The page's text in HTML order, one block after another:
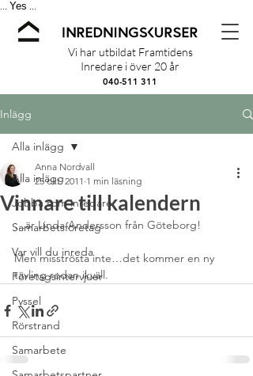
Yes
Vi har utbildat Framtidens
Inredare i över 20 år
040-511 311
Inlägg
Alla inlägg
Jobba som inredare
Samarbetsföretag
Var vill du inreda
Företagsintervjuer
Pyssel
Rörstrand
Samarbete
Alla inlägg
Vinnare till kalendern
Anna Nordvall
25 okt. 2011 1 min läsning
…är Linda Andersson från Göteborg!
Men misströsta inte…det kommer en ny
tävling redan ikväll.